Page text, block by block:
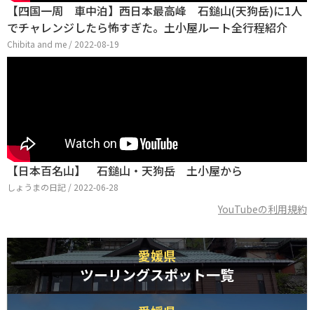
【四国一周 車中泊】西日本最高峰 石鎚山(天狗岳)に1人
でチャレンジしたら怖すぎた。土小屋ルート全行程紹介
Chibita and me / 2022-08-19
【日本百名山】 石鎚山・天狗岳 土小屋から
しょうまの日記 / 2022-06-28
YouTubeの利用規約
愛媛県
ツーリングスポット一覧